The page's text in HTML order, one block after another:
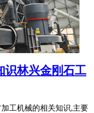
识林兴金刚石工
工机械的相关知识,主要